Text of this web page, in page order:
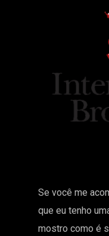
Se você me
que eu tenho
mostro como é